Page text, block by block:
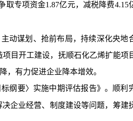
取专项资金1.87亿元，减税降费4.15
动谋划、抢前布局，持续深化央地
项目开工建设， 抚顺石化乙烯扩能项
，有力促进企业降本增效。
纲要〉实施中期评估报告》。顺利
企业经营、制度建设等问题，筹建